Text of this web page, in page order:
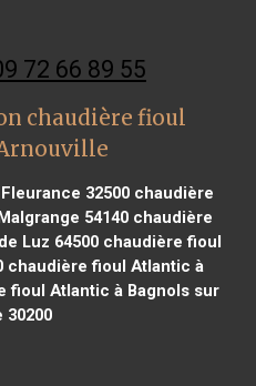
72 66 89 55
chaudière fioul
32500 chaudière
54140 chaudière
Luz 64500chaudière fioul
chaudière fioul Atlantic à
fioul Atlantic à Bagnols sur
30200